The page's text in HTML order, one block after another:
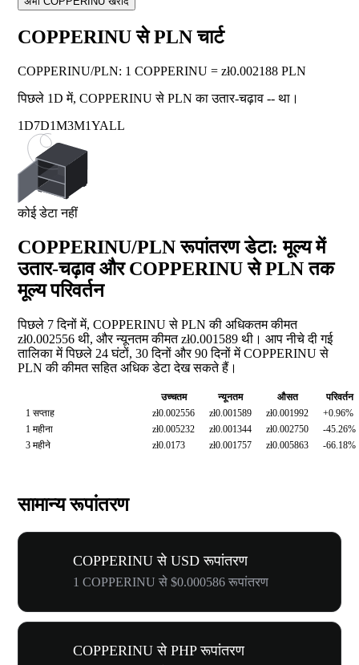
COPPERINU से PLN चार्ट
COPPERINU/PLN: 1 COPPERINU = zł0.002188 PLN
पिछले 1D में, COPPERINU से PLN का उतार-चढ़ाव -- था।
1D7D1M3M1YALL
कोई डेटा नहीं
COPPERINU/PLN रूपांतरण डेटा: मूल्य में
उतार-चढ़ाव और COPPERINU से PLN तक
मूल्य परिवर्तन
पिछले 7 दिनों में, COPPERINU से PLN की अधिकतम कीमत
zł0.002556 थी, और न्यूनतम कीमत zł0.001589 थी। आप नीचे दी गई
तालिका में पिछले 24 घंटों, 30 दिनों और 90 दिनों में COPPERINU से
PLN की कीमत सहित अधिक डेटा देख सकते हैं।
उच्चतम न्यूनतम औसत
परिवर्तन
1 सप्ताह
zł0.002556 zł0.001589 zł0.001992
+0.96%
1 महीना
zł0.005232 zł0.001344 zł0.002750
-45.26%
3 महीने
zł0.0173 zł0.001757 zł0.005863 -66.18%
सामान्य रूपांतरण
COPPERINU से USD रूपांतरण
1 COPPERINU से $0.000586 रूपांतरण
COPPERINU से PHP रूपांतरण